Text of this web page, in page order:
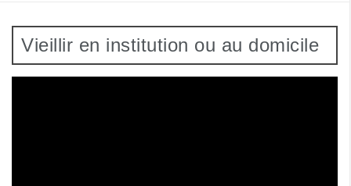
Vieillir en institution ou au domicile